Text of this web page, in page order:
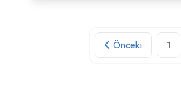
Önceki 1